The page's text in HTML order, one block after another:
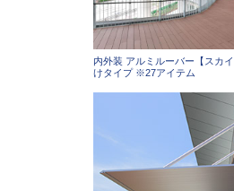
内外装 アルミルーバー【スカ
けタイプ ※27アイテム